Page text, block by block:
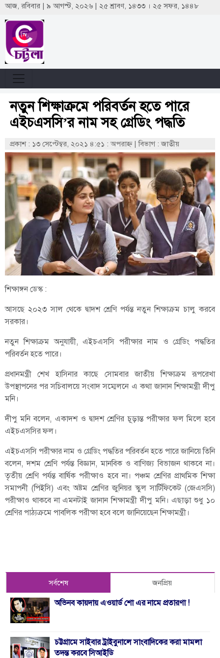
আজ, রবিবার | ৯ আগস্ট, ২০২৬ | ২৫ শ্রাবণ, ১৪৩৩ । ২৫ সফর, ১৪৪৮
নতুন শিক্ষাক্রমে পরিবর্তন হতে পারে
এইচএসসি’র নাম সহ গ্রেডিং পদ্ধতি
প্রকাশ : ১৩ সেপ্টেম্বর, ২০২১ ৪:৫১ : অপরাহ্ণ |বিভাগ : জাতীয়
শিক্ষাঙ্গন ডেস্ক :
আসছে ২০২৩ সাল থেকে দ্বাদশ শ্রেণি পর্যন্ত নতুন শিক্ষাক্রম চালু করবে
সরকার।
নতুন শিক্ষাক্রম অনুযায়ী, এইচএসসি পরীক্ষার নাম ও গ্রেডিং পদ্ধতির
পরিবর্তন হতে পারে।
প্রধানমন্ত্রী শেখ হাসিনার কাছে সোমবার জাতীয় শিক্ষাক্রম রূপরেখা
উপস্থাপনের পর সচিবালয়ে সংবাদ সম্মেলনে এ কথা জানান শিক্ষামন্ত্রী দীপু
মনি।
দীপু মনি বলেন, একাদশ ও দ্বাদশ শ্রেণির চূড়ান্ত পরীক্ষার ফল মিলে হবে
এইচএসসির ফল।
এইচএসসি পরীক্ষার নাম ও গ্রেডিং পদ্ধতির পরিবর্তন হতে পারে জানিয়ে তিনি
বলেন, দশম শ্রেণি পর্যন্ত বিজ্ঞান, মানবিক ও বাণিজ্য বিভাজন থাকবে না।
তৃতীয় শ্রেণি পর্যন্ত বার্ষিক পরীক্ষাও হবে না। পঞ্চম শ্রেণির প্রাথমিক শিক্ষা
সমাপনী (পিইসি) এবং অষ্টম শ্রেণির জুনিয়র স্কুল সার্টিফিকেট (জেএসসি)
পরীক্ষাও থাকবে না এমনটাই জানান শিক্ষামন্ত্রী দীপু মনি। এছাড়া শুধু ১০
শ্রেণির পাঠ্যক্রমে পাবলিক পরীক্ষা হবে বলে জানিয়েছেন শিক্ষামন্ত্রী।
সর্বশেষ জনপ্রিয়
অভিনব কায়দায় এওয়ার্ড শো এর নামে প্রতারণা !
চট্টগ্রামে সাইবার ট্রাইবুনালে সাংবাদিকের করা মামলা
তদন্ত করবে সিআইডি